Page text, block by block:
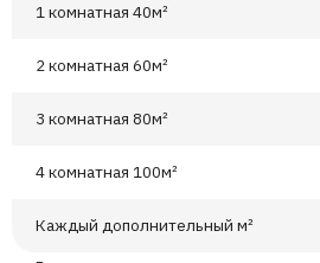
1 комнатная 40м²
2 комнатная 60м²
3 комнатная 80м²
4 комнатная 100м²
Каждый дополнительный м²